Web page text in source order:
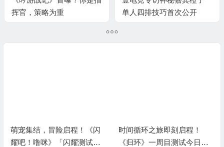
挥官，策略为重
单人四排技巧首次公开
时间循环之旅即刻启程！
《归环》一周目测试今日开
《嘟嘟脸恶作剧》大脸屠版
日本二次元精神故乡